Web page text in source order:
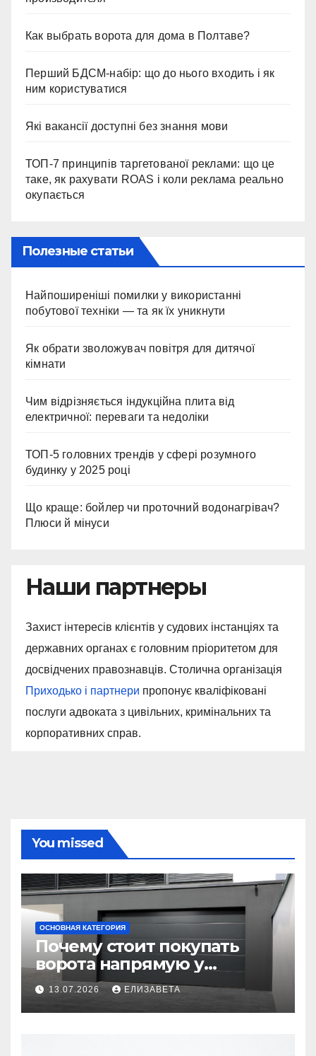
Как выбрать ворота для дома в Полтаве?
Перший БДСМ-набір: що до нього входить і як
ним користуватися
Які вакансії доступні без знання мови
ТОП-7 принципів таргетованої реклами: що це
таке, як рахувати ROAS і коли реклама реально
окупається
Полезные статьи
Найпоширеніші помилки у використанні
побутової техніки — та як їх уникнути
Як обрати зволожувач повітря для дитячої
кімнати
Чим відрізняється індукційна плита від
електричної: переваги та недоліки
ТОП-5 головних трендів у сфері розумного
будинку у 2025 році
Що краще: бойлер чи проточний водонагрівач?
Плюси й мінуси
Наши партнеры
Захист інтересів клієнтів у судових інстанціях та
державних органах є головним пріоритетом для
досвідчених правознавців. Столична організація
Приходько і партнери пропонує кваліфіковані
послуги адвоката з цивільних, кримінальних та
корпоративних справ.
You missed
ОСНОВНАЯ КАТЕГОРИЯ
Почему стоит покупать
ворота напрямую у
производителя
13.07.2026 ЕЛИЗАВЕТА